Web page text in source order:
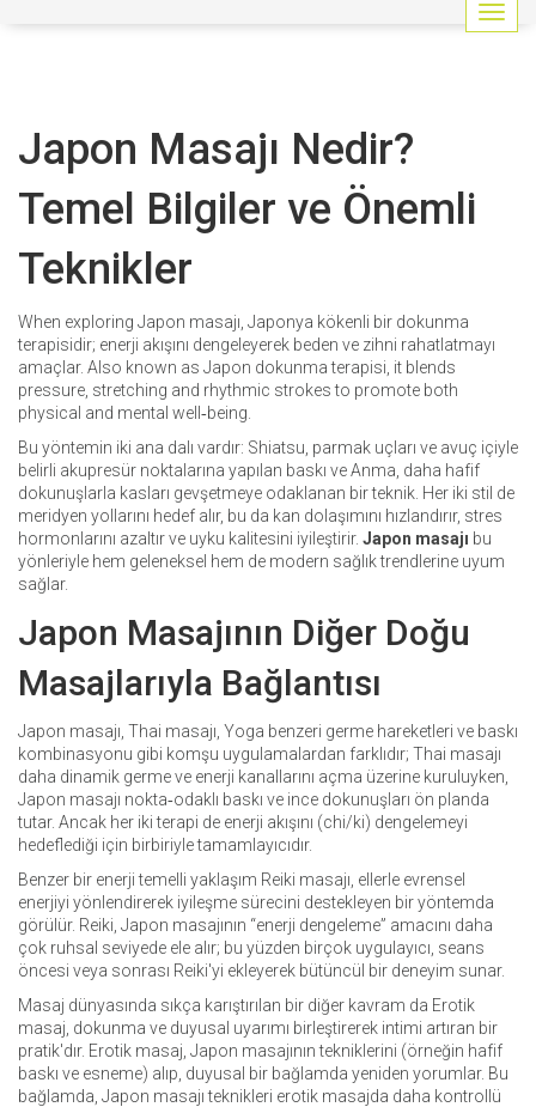
G
e
p
Japon Masajı Nedir?
Temel Bilgiler ve Önemli
Teknikler
When exploring Japon masajı Japonya kökenli bir dokunma
terapisidir; enerji akışını dengeleyerek beden ve zihni rahatlatmayı
amaçlar. Also known as Japon dokunma terapisi , it blends
pressure, stretching and rhythmic strokes to promote both
physical and mental well‑being.
Bu yöntemin iki ana dalı vardır: Shiatsu parmak uçları ve avuç içiyle
belirli akupresür noktalarına yapılan baskı veAnma daha hafif
dokunuşlarla kasları gevşetmeye odaklanan bir teknik . Her iki stil de
meridyen yollarını hedef alır, bu da kan dolaşımını hızlandırır, stres
hormonlarını azaltır ve uyku kalitesini iyileştirir. Japon masajı bu
yönleriyle hem geleneksel hem de modern sağlık trendlerine uyum
sağlar.
Japon Masajının Diğer Doğu
Masajlarıyla Bağlantısı
Japon masajı, Thai masajı Yoga benzeri germe hareketleri ve baskı
kombinasyonu gibi komşu uygulamalardan farklıdır; Thai masajı
daha dinamik germe ve enerji kanallarını açma üzerine kuruluyken,
Japon masajı nokta‑odaklı baskı ve ince dokunuşları ön planda
tutar. Ancak her iki terapi de enerji akışını (chi/ki) dengelemeyi
hedeflediği için birbiriyle tamamlayıcıdır.
Benzer bir enerji temelli yaklaşım Reiki masajı ellerle evrensel
enerjiyi yönlendirerek iyileşme sürecini destekleyen bir yöntemda
görülür. Reiki, Japon masajının “enerji dengeleme” amacını daha
çok ruhsal seviyede ele alır; bu yüzden birçok uygulayıcı, seans
öncesi veya sonrası Reiki'yi ekleyerek bütüncül bir deneyim sunar.
Masaj dünyasında sıkça karıştırılan bir diğer kavram da Erotik
masaj dokunma ve duyusal uyarımı birleştirerek intimi artıran bir
pratik'dır. Erotik masaj, Japon masajının tekniklerini (örneğin hafif
baskı ve esneme) alıp, duyusal bir bağlamda yeniden yorumlar. Bu
bağlamda, Japon masajı teknikleri erotik masajda daha kontrollü